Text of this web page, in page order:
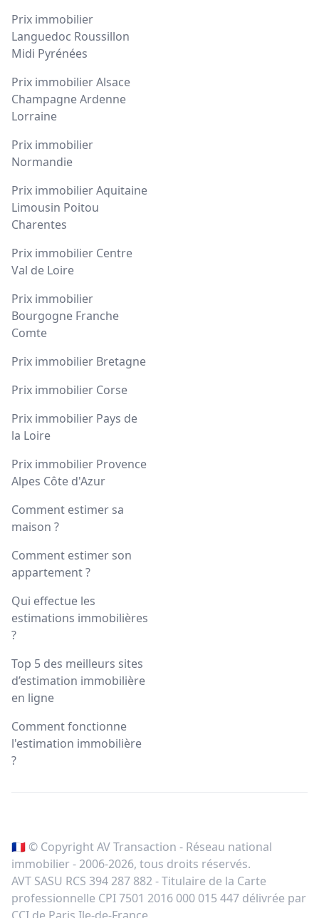
Prix immobilier
Languedoc Roussillon
Midi Pyrénées
Prix immobilier Alsace
Champagne Ardenne
Lorraine
Prix immobilier
Normandie
Prix immobilier Aquitaine
Limousin Poitou
Charentes
Prix immobilier Centre
Val de Loire
Prix immobilier
Bourgogne Franche
Comte
Prix immobilier Bretagne
Prix immobilier Corse
Prix immobilier Pays de
la Loire
Prix immobilier Provence
Alpes Côte d'Azur
Comment estimer sa
maison ?
Comment estimer son
appartement ?
Qui effectue les
estimations immobilières
?
Top 5 des meilleurs sites
d’estimation immobilière
en ligne
Comment fonctionne
l'estimation immobilière
?
🇫🇷 © Copyright AV Transaction - Réseau national
immobilier - 2006-2026, tous droits réservés.
AVT SASU RCS 394 287 882 - Titulaire de la Carte
professionnelle CPI 7501 2016 000 015 447 délivrée par